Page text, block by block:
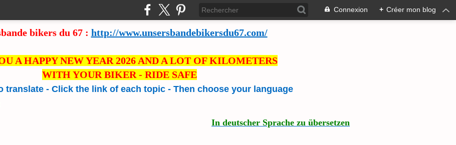
Connexion + Créer mon blog
bikers du 67 : http://www.unsersbandebikersdu67.com/
A HAPPY NEW YEAR 2026 AND A LOT OF KILOMETERS
WITH YOUR BIKER - RIDE SAFE
translate - Click the link of each topic - Then choose your language
In deutscher Sprache zu übersetzen